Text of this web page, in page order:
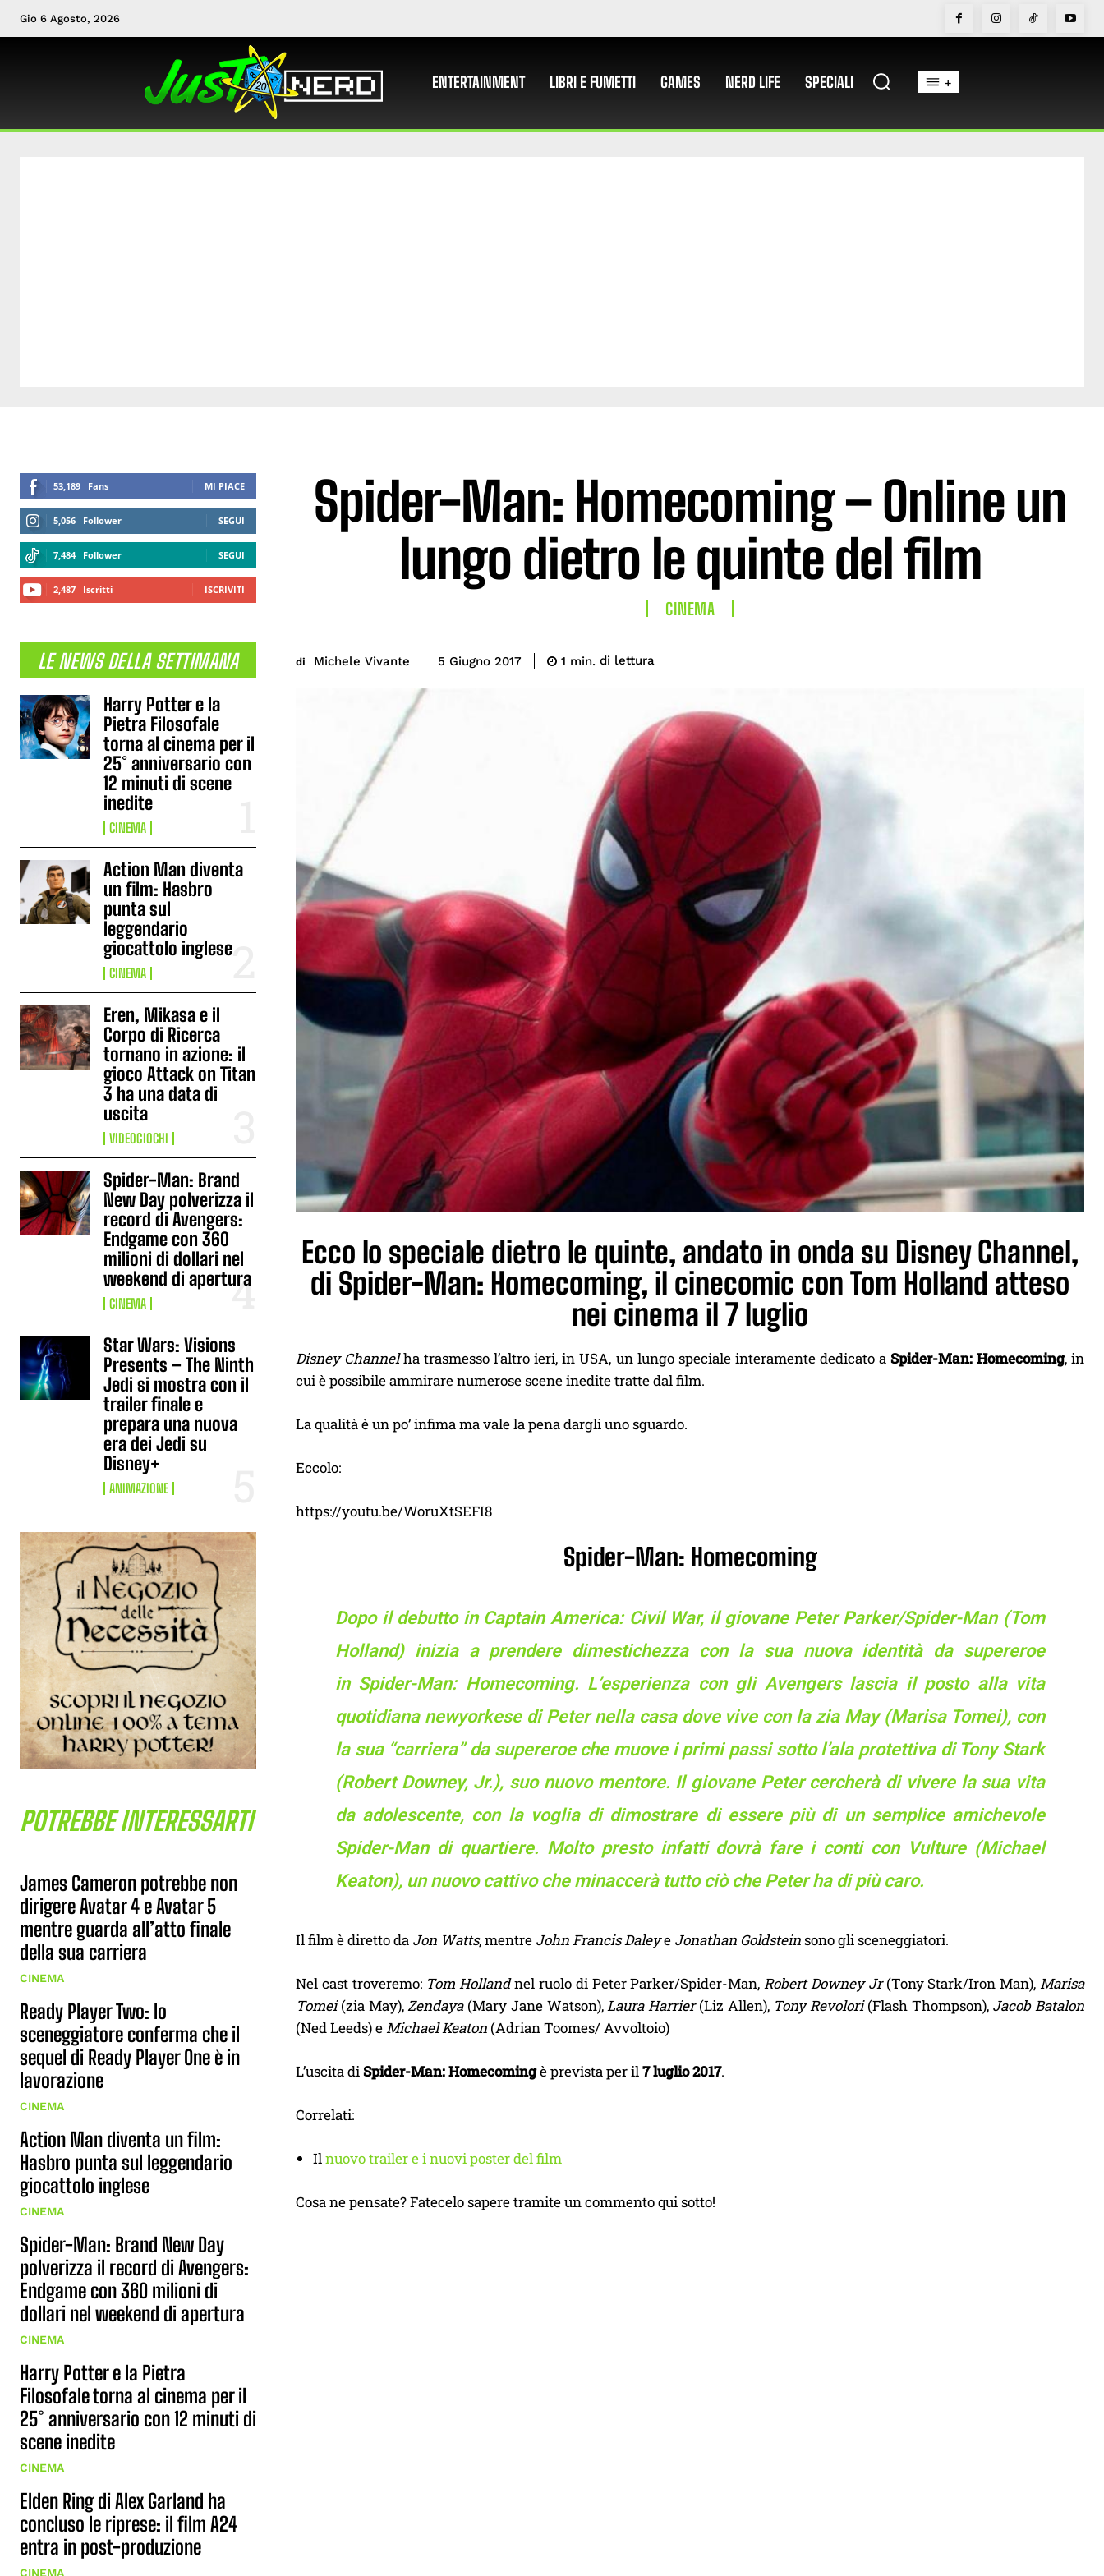
Gio 6 Agosto, 2026
ENTERTAINMENT LIBRI E FUMETTI GAMES NERD LIFE SPECIALI +
53,189 Fans MI PIACE
5,056 Follower SEGUI
7,484 Follower SEGUI
2,487 Iscritti ISCRIVITI
LE NEWS DELLA SETTIMANA
Harry Potter e la
Pietra Filosofale
torna al cinema per il
25° anniversario con
12 minuti di scene
inedite
CINEMA
Action Man diventa
un film: Hasbro
punta sul
leggendario
giocattolo inglese
CINEMA
Eren, Mikasa e il
Corpo di Ricerca
tornano in azione: il
gioco Attack on Titan
3 ha una data di
uscita
VIDEOGIOCHI
Spider-Man: Brand
New Day polverizza il
record di Avengers:
Endgame con 360
milioni di dollari nel
weekend di apertura
CINEMA
Star Wars: Visions
Presents – The Ninth
Jedi si mostra con il
trailer finale e
prepara una nuova
era dei Jedi su
Disney+
ANIMAZIONE
POTREBBE INTERESSARTI
James Cameron potrebbe non
dirigere Avatar 4 e Avatar 5
mentre guarda all’atto finale
della sua carriera
CINEMA
Ready Player Two: lo
sceneggiatore conferma che il
sequel di Ready Player One è in
lavorazione
CINEMA
Action Man diventa un film:
Hasbro punta sul leggendario
giocattolo inglese
CINEMA
Spider-Man: Brand New Day
polverizza il record di Avengers:
Endgame con 360 milioni di
dollari nel weekend di apertura
CINEMA
Harry Potter e la Pietra
Filosofale torna al cinema per il
25° anniversario con 12 minuti di
scene inedite
CINEMA
Elden Ring di Alex Garland ha
concluso le riprese: il film A24
entra in post-produzione
CINEMA
Spider-Man: Homecoming – Online un
lungo dietro le quinte del film
CINEMA
di Michele Vivante 5 Giugno 2017 1 min. di lettura
Ecco lo speciale dietro le quinte, andato in onda su Disney Channel,
di Spider-Man: Homecoming, il cinecomic con Tom Holland atteso
nei cinema il 7 luglio
Disney Channelha trasmesso l’altro ieri, in USA, un lungo speciale interamente dedicato a Spider-Man: Homecoming, in
cui è possibile ammirare numerose scene inedite tratte dal film.
La qualità è un po’ infima ma vale la pena dargli uno sguardo.
Eccolo:
https://youtu.be/WoruXtSEFI8
Spider-Man: Homecoming
Dopo il debutto in Captain America: Civil War, il giovane Peter Parker/Spider-Man (Tom
Holland) inizia a prendere dimestichezza con la sua nuova identità da supereroe
in Spider-Man: Homecoming. L’esperienza con gli Avengers lascia il posto alla vita
quotidiana newyorkese di Peter nella casa dove vive con la zia May (Marisa Tomei), con
la sua “carriera” da supereroe che muove i primi passi sotto l’ala protettiva di Tony Stark
(Robert Downey, Jr.), suo nuovo mentore. Il giovane Peter cercherà di vivere la sua vita
da adolescente, con la voglia di dimostrare di essere più di un semplice amichevole
Spider-Man di quartiere. Molto presto infatti dovrà fare i conti con Vulture (Michael
Keaton), un nuovo cattivo che minaccerà tutto ciò che Peter ha di più caro.
Il film è diretto da Jon Watts, mentre John Francis Daleye Jonathan Goldsteinsono gli sceneggiatori.
Nel cast troveremo: Tom Hollandnel ruolo di Peter Parker/Spider-Man,Robert Downey Jr(Tony Stark/Iron Man), Marisa
Tomei(zia May),Zendaya(Mary Jane Watson),Laura Harrier(Liz Allen), Tony Revolori(Flash Thompson), Jacob Batalon
(Ned Leeds) eMichael Keaton (Adrian Toomes/ Avvoltoio)
L’uscita diSpider-Man: Homecomingè prevista per il7 luglio 2017.
Correlati:
Ilnuovo trailer e i nuovi poster del film
Cosa ne pensate? Fatecelo sapere tramite un commento qui sotto!